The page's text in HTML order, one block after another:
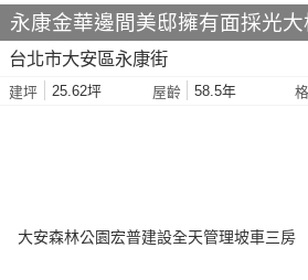
永康金華邊間美邸擁有面採光大
台北市大安區永康街
建坪 25.62坪 屋齡 58.5年